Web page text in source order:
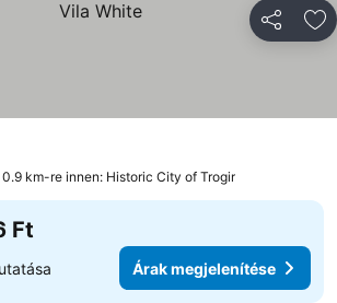
0.9 km-re innen: Historic City of Trogir
Ft
Árak megjelenítése